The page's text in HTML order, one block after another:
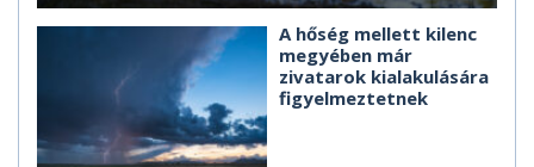
A hőség mellett kilenc
megyében már
zivatarok kialakulására
figyelmeztetnek